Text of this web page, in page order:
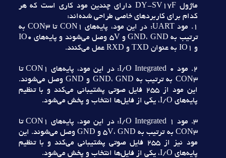
ماژول DY-SV17F داراي چندين مود کاري است که هر
کدام براي کاربردهاي خاصي طراحي شده‌اند:
1. مود UART: در اين مود، پايه‌هاي CON1 تا CON3 به
ترتيب به GND، GND و 5V وصل مي‌شوند و پايه‌هاي IO0
و IO1 به عنوان TXD و RXD عمل مي‌کنند.
2. مود I/O Integrated 0: در اين مود، پايه‌هاي CON1 تا
CON3 به ترتيب به GND، GND و GND وصل مي‌شوند.
اين مود از 255 فايل صوتي پشتيباني مي‌کند و با تنظيم
پايه‌هاي I/O، يکي از فايل‌ها انتخاب و پخش مي‌شود.
3. مود I/O Integrated 1: در اين مود، پايه‌هاي CON1 تا
CON3 به ترتيب به 5V، GND و GND وصل مي‌شوند. اين
مود نيز از 255 فايل صوتي پشتيباني مي‌کند و با تنظيم
پايه‌هاي I/O، يکي از فايل‌ها انتخاب و پخش مي‌شود.